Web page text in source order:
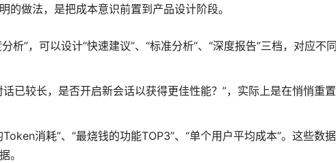
做法，是把成本意识前置到产品设计阶段。
析”，可以设计“快速建议”、“标准分析”、“深度报告”三档，对应不
话已较长，是否开启新会话以获得更佳性能？”，实际上是在悄悄重
消耗”、“最烧钱的功能TOP3”、“单个用户平均成本”。这些数
。